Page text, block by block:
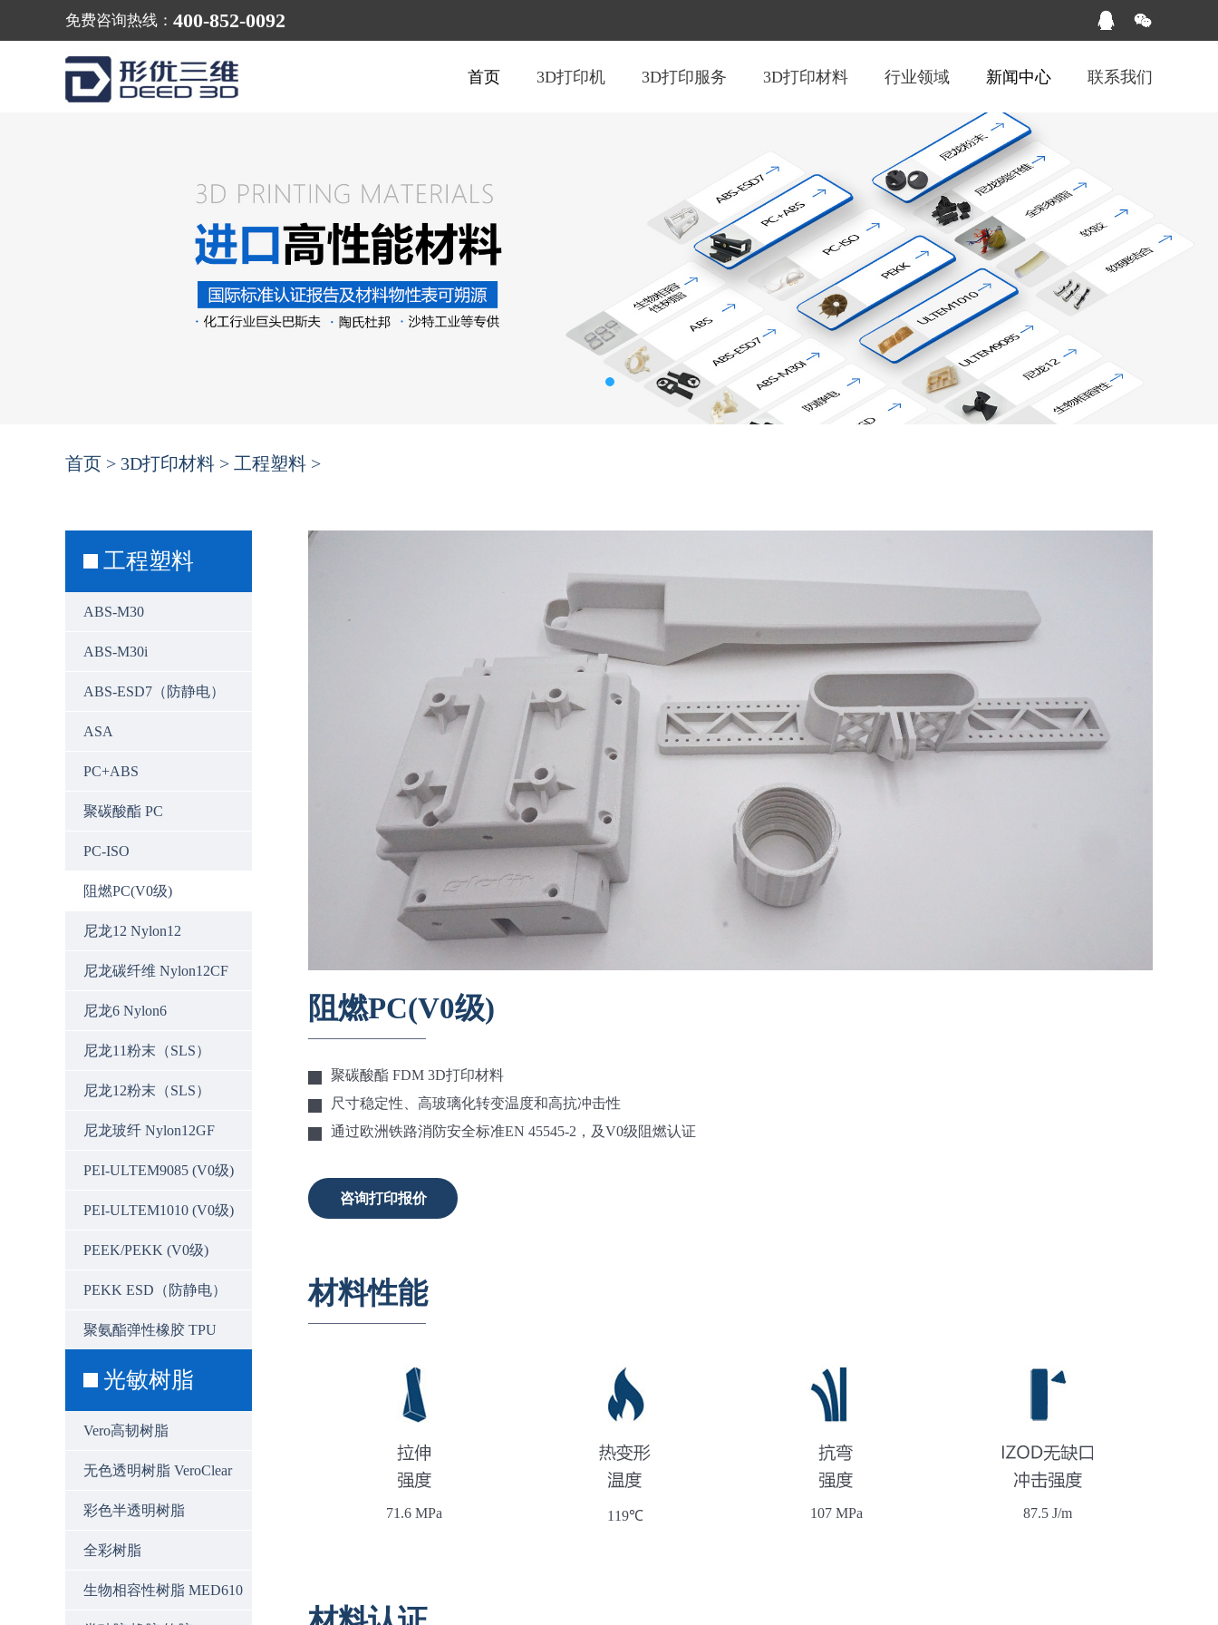
免费咨询热线： 400-852-0092
首页 3D打印机 3D打印服务 3D打印材料 行业领域 新闻中心 联系我们
首页 > 3D打印材料 > 工程塑料 >
工程塑料
ABS-M30
ABS-M30i
ABS-ESD7（防静电）
ASA
PC+ABS
聚碳酸酯 PC
PC-ISO
阻燃PC(V0级)
尼龙12 Nylon12
尼龙碳纤维 Nylon12CF
尼龙6 Nylon6
尼龙11粉末（SLS）
尼龙12粉末（SLS）
尼龙玻纤 Nylon12GF
PEI-ULTEM9085 (V0级)
PEI-ULTEM1010 (V0级)
PEEK/PEKK (V0级)
PEKK ESD（防静电）
聚氨酯弹性橡胶 TPU
光敏树脂
Vero高韧树脂
无色透明树脂 VeroClear
彩色半透明树脂
全彩树脂
生物相容性树脂 MED610
阻燃PC(V0级)
聚碳酸酯 FDM 3D打印材料
尺寸稳定性、高玻璃化转变温度和高抗冲击性
通过欧洲铁路消防安全标准EN 45545-2，及V0级阻燃认证
咨询打印报价
材料性能
71.6 MPa 119℃ 107 MPa 87.5 J/m